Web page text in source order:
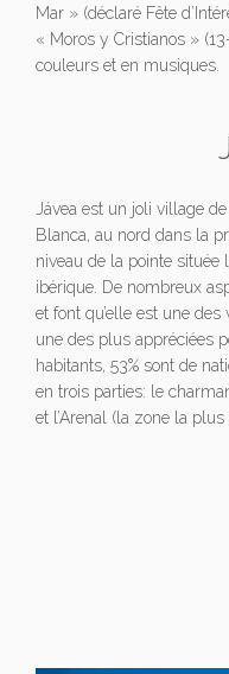
Mar » (déclaré Fête
« Moros y Cristianos »
couleurs et en musiques.
Jávea est un joli village
Blanca, au nord dans la
niveau de la pointe située
ibérique. De nombreux
et font qu’elle est une
une des plus appréciées
habitants, 53% sont de
en trois parties: le
et l’Arenal (la zone la